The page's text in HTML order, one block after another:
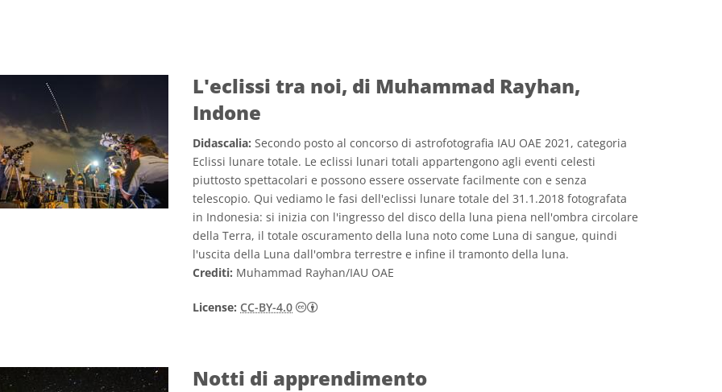
L'eclissi tra noi, di Muhammad Rayhan,
Indone
Didascalia: Secondo posto al concorso di astrofotografia IAU OAE 2021, categoria
Eclissi lunare totale. Le eclissi lunari totali appartengono agli eventi celesti
piuttosto spettacolari e possono essere osservate facilmente con e senza
telescopio. Qui vediamo le fasi dell'eclissi lunare totale del 31.1.2018 fotografata
in Indonesia: si inizia con l'ingresso del disco della luna piena nell'ombra circolare
della Terra, il totale oscuramento della luna noto come Luna di sangue, quindi
l'uscita della Luna dall'ombra terrestre e infine il tramonto della luna.
Crediti: Muhammad Rayhan/IAU OAE
License: CC-BY-4.0 Creative Commons Attribuzione 4.0 Internazionale (CC BY 4.0) icone
Notti di apprendimento